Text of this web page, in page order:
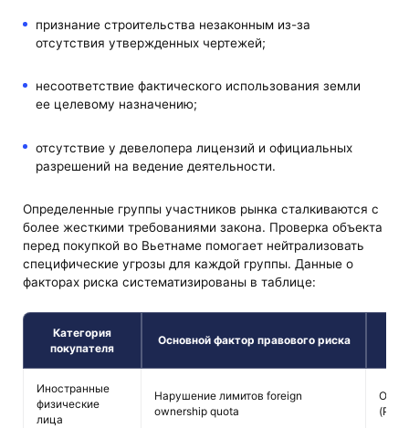
признание строительства незаконным из-за
отсутствия утвержденных чертежей;
несоответствие фактического использования земли
ее целевому назначению;
отсутствие у девелопера лицензий и официальных
разрешений на ведение деятельности.
Определенные группы участников рынка сталкиваются с
более жесткими требованиями закона. Проверка объекта
перед покупкой во Вьетнаме помогает нейтрализовать
специфические угрозы для каждой группы. Данные о
факторах риска систематизированы в таблице:
Категория
покупателя
Основной фактор правового риска
Иностранные
физические
лица
Нарушение лимитов foreign
ownership quota
(Pink